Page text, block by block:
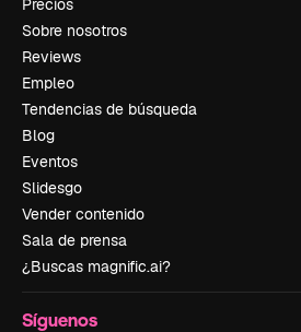
Precios
Sobre nosotros
Reviews
Empleo
Tendencias de búsqueda
Blog
Eventos
Slidesgo
Vender contenido
Sala de prensa
¿Buscas magnific.ai?
Síguenos